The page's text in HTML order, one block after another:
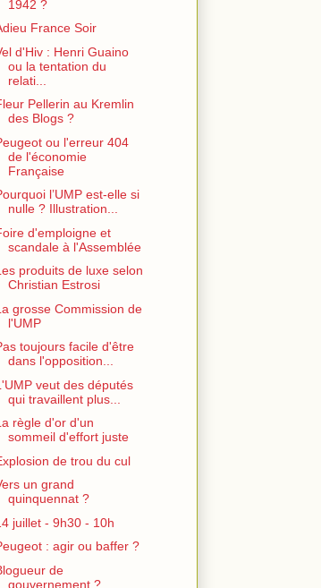
1942 ?
France Soir
d'Hiv : Henri Guaino
ou la tentation du
relati...
Pellerin au Kremlin
des Blogs ?
ou l'erreur 404
de l'économie
Française
l’UMP est-elle si
nulle ? Illustration...
d'emploigne et
scandale à l'Assemblée
produits de luxe selon
Christian Estrosi
grosse Commission de
l'UMP
toujours facile d'être
dans l'opposition...
veut des députés
qui travaillent plus...
règle d'or d'un
sommeil d'effort juste
de trou du cul
un grand
quinquennat ?
juillet - 9h30 - 10h
: agir ou baffer ?
de
gouvernement ?